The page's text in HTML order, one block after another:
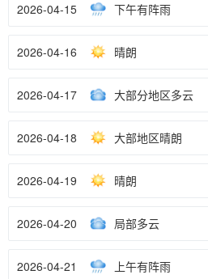
2026-04-15 下午有阵雨
2026-04-16 晴朗
2026-04-17 大部分地区多云
2026-04-18 大部地区晴朗
2026-04-19 晴朗
2026-04-20 局部多云
2026-04-21 上午有阵雨